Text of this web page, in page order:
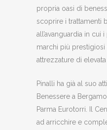
propria oasi di
scoprire i trattamenti
all’avanguardia in cui
marchi più prestigiosi
attrezzature di
Pinalli ha già al suo
Benessere a
Parma Eurotorri. Il
ad arricchire e